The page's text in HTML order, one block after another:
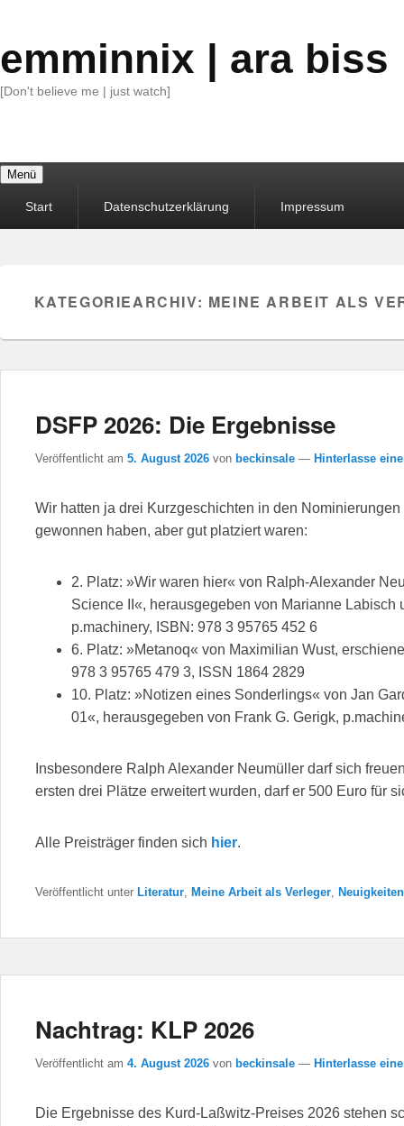
emminnix | ara biss
[Don't believe me | just watch]
Menü
MenüStart Datenschutzerklärung Impressum
KATEGORIEARCHIV: MEINE ARBEIT ALS
DSFP 2026: Die Ergebnisse
Veröffentlicht am 5. August 2026 von beckinsale — Hinterlasse
Wir hatten ja drei Kurzgeschichten in den
gewonnen haben, aber gut platziert waren:
2. Platz: »Wir waren hier« von Ralph-Alexander
Science II«, herausgegeben von Marianne Labisch
p.machinery, ISBN: 978 3 95765 452 6
6. Platz: »Metanoq« von Maximilian Wust,
978 3 95765 479 3, ISSN 1864 2829
10. Platz: »Notizen eines Sonderlings« von Jan
01«, herausgegeben von Frank G. Gerigk,
Insbesondere Ralph Alexander Neumüller darf sich
ersten drei Plätze erweitert wurden, darf er 500 Euro für
Alle Preisträger finden sich hier.
Veröffentlicht unter Literatur Meine Arbeit als Verleger Neuigkeiten
Nachtrag: KLP 2026
Veröffentlicht am 4. August 2026 von beckinsale — Hinterlasse
Die Ergebnisse des Kurd-Laßwitz-Preises 2026 stehen